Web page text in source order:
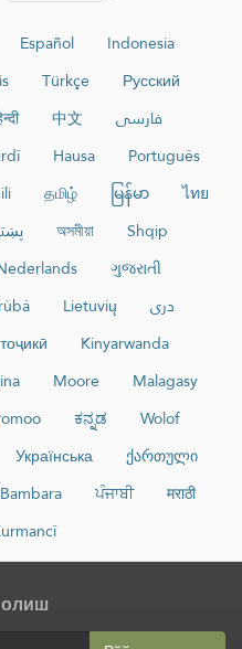
Español
Indonesia
Türkçe
Русский
中文
فارسی
Hausa
Português
தமிழ் မြန်မာ
ไทย
অসমীয়া
Shqip
ગુજરાતી
Lietuvių
دری
тоҷикӣ
Kinyarwanda
Moore
Malagasy
ಕನ್ನಡ
Wolof
Українська
ქართული
Bambara ਪੰਜਾਬੀ
मराठी
олиш